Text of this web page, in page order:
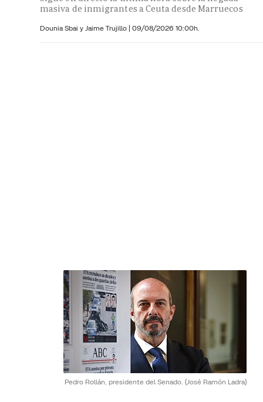
masiva de inmigrantes a Ceuta desde Marruecos
Dounia Sbai y Jaime Trujillo | 09/08/2026 10:00h.
Pedro Rollán, presidente del Senado. (José Ramón Ladra)